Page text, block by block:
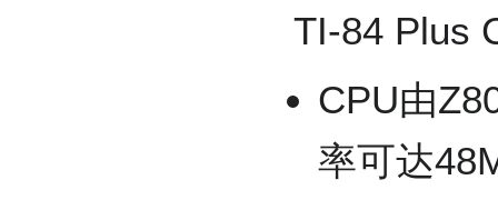
TI-84 Plus
CPU由
率可达